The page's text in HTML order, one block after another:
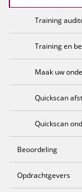
Training
Training en
Maak uw
Quickscan
Quickscan
Beoordeling
Opdrachtgevers